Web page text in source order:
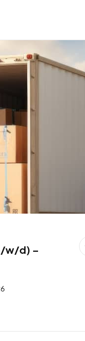
w/d) –